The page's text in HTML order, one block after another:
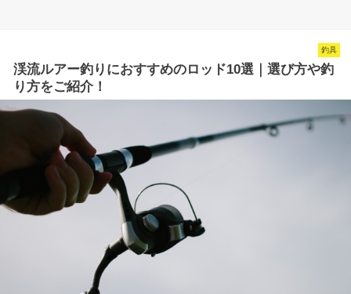
釣具
渓流ルアー釣りにおすすめのロッド10選｜選び方や釣
り方をご紹介！